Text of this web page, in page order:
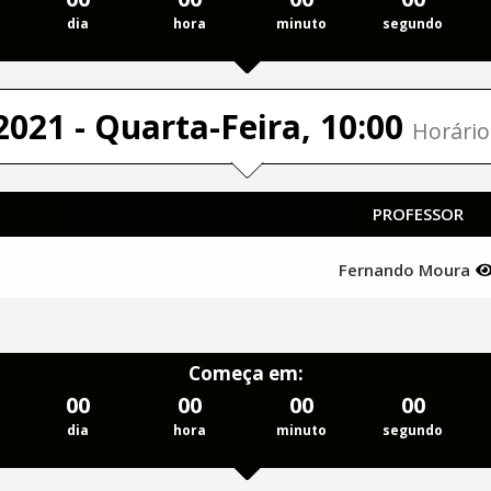
dia hora minuto segundo
- Quarta-Feira, 10:00
PROFESSOR
Fernando Moura
Começa em:
00
dia
00
hora
00
minuto
00
segundo